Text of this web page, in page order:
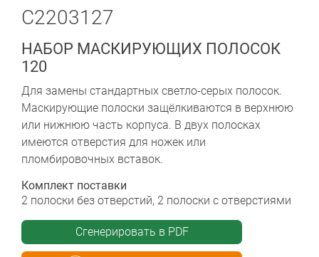
C2203127
НАБОР МАСКИРУЮЩИХ ПОЛОСОК
120
Для замены стандартных светло-серых полосок.
Маскирующие полоски защёлкиваются в верхнюю
или нижнюю часть корпуса. В двух полосках
имеются отверстия для ножек или
пломбировочных вставок.
Комплект поставки
2 полоски без отверстий, 2 полоски с отверстиями
Сгенерировать в PDF